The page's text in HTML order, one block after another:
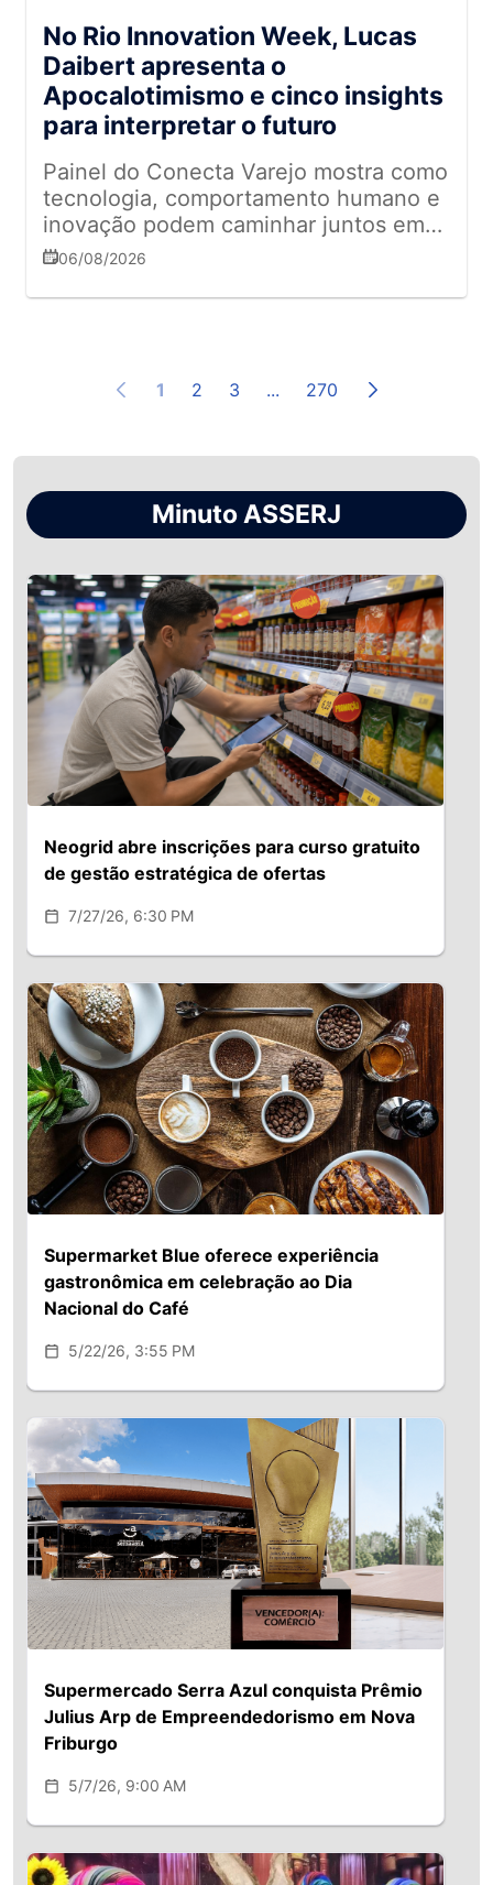
No Rio Innovation Week, Lucas
Daibert apresenta o
Apocalotimismo e cinco insights
para interpretar o futuro
Painel do Conecta Varejo mostra como
tecnologia, comportamento humano e
inovação podem caminhar juntos em
um mundo de rápidas transformações
06/08/2026
1 2 3 ... 270
Minuto ASSERJ
Neogrid abre inscrições para curso gratuito
de gestão estratégica de ofertas
7/27/26, 6:30 PM
Supermarket Blue oferece experiência
gastronômica em celebração ao Dia
Nacional do Café
5/22/26, 3:55 PM
Supermercado Serra Azul conquista Prêmio
Julius Arp de Empreendedorismo em Nova
Friburgo
5/7/26, 9:00 AM